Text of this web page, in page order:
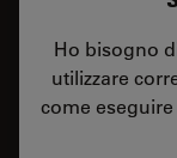
Ho bisogno
utilizzare
come